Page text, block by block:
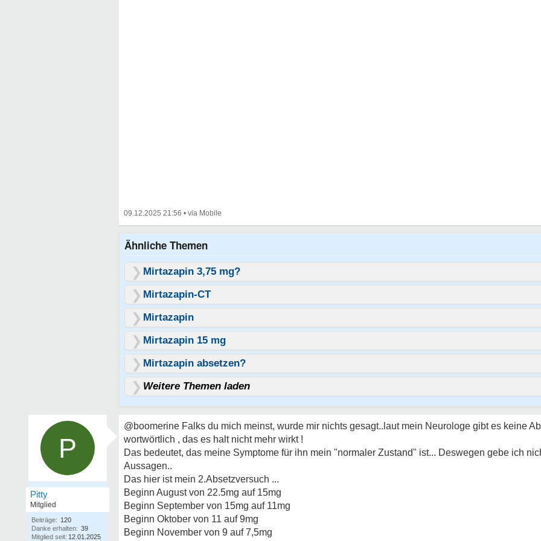
09.12.2025 21:56 •
Ähnliche Themen
Mirtazapin 3,75 mg?
Mirtazapin-CT
Mirtazapin
Mirtazapin 15 mg
Mirtazapin absetzen?
Weitere Themen laden
P
Pitty
Mitglied
Beiträge: 120
Danke erhalten: 39
Mitglied seit: 12.01.2025
@boomerine Falks du mich meinst, wurde mir nichts gesagt..laut mein Neurologe gibt es keine
wortwörtlich , das es halt nicht mehr wirkt !
Das bedeutet, das meine Symptome für ihn mein "normaler Zustand" ist... Deswegen gebe ich
Aussagen..
Das hier ist mein 2.Absetzversuch ...
Beginn August von 22.5mg auf 15mg
Beginn September von 15mg auf 11mg
Beginn Oktober von 11 auf 9mg
Beginn November von 9 auf 7,5mg